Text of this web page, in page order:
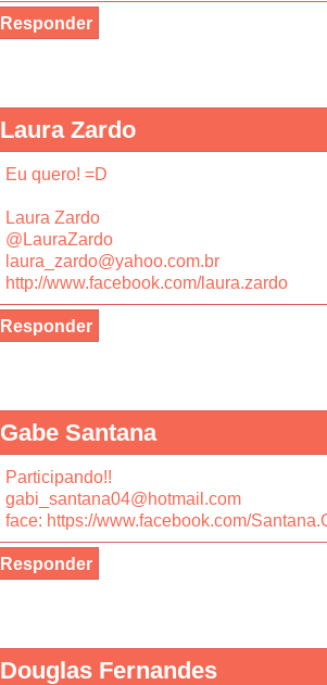
Responder
Laura Zardo
Eu quero! =D
Laura Zardo
@LauraZardo
laura_zardo@yahoo.com.br
http://www.facebook.com/laura.zardo
Responder
Gabe Santana
Participando!!
gabi_santana04@hotmail.com
face: https://www.facebook.com/
Responder
Douglas Fernandes